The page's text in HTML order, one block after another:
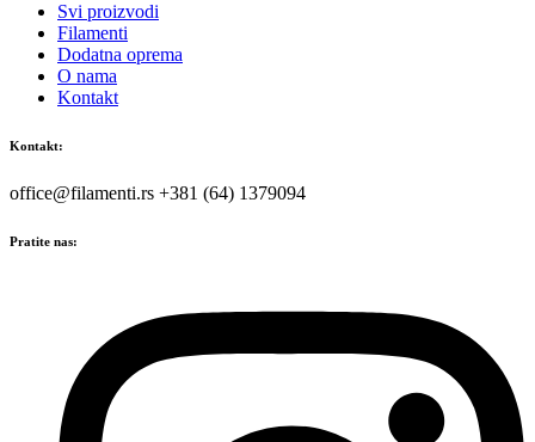
Svi proizvodi
Filamenti
Dodatna oprema
O nama
Kontakt
Kontakt:
office@filamenti.rs +381 (64) 1379094
Pratite nas: